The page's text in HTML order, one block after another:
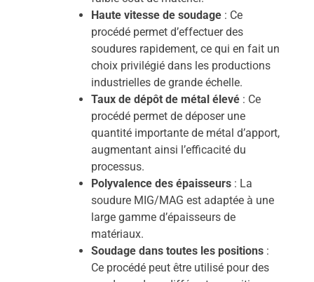
Haute vitesse de soudage : Ce
procédé permet d’effectuer des
soudures rapidement, ce qui en fait un
choix privilégié dans les productions
industrielles de grande échelle.
Taux de dépôt de métal élevé : Ce
procédé permet de déposer une
quantité importante de métal d’apport,
augmentant ainsi l’efficacité du
processus.
Polyvalence des épaisseurs : La
soudure MIG/MAG est adaptée à une
large gamme d’épaisseurs de
matériaux.
Soudage dans toutes les positions :
Ce procédé peut être utilisé pour des